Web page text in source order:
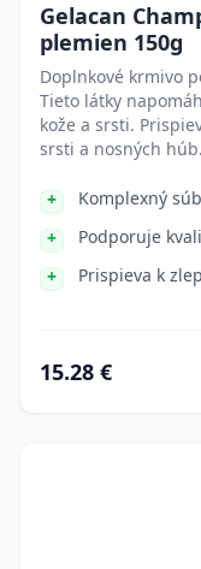
Gelacan
plemien 150g
Doplnkové krmivo
Tieto látky
kože a srsti.
srsti a nosných húb.
Komplexný
Podporuje
Prispieva k
15.28 €